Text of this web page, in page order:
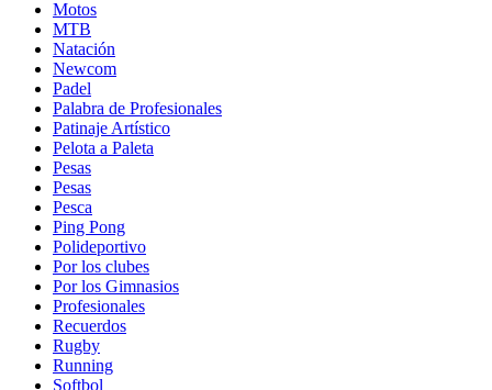
Motos
MTB
Natación
Newcom
Padel
Palabra de Profesionales
Patinaje Artístico
Pelota a Paleta
Pesas
Pesas
Pesca
Ping Pong
Polideportivo
Por los clubes
Por los Gimnasios
Profesionales
Recuerdos
Rugby
Running
Softbol